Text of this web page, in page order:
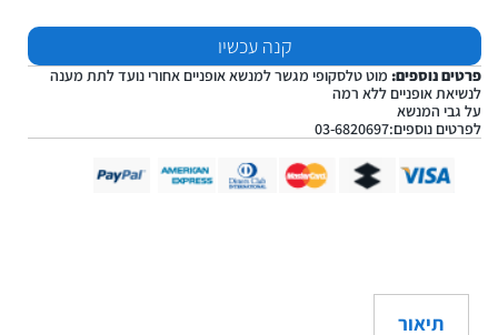
קנה עכשיו
פרטים נוספים: מוט טלסקופי מגשר למנשא אופניים אחורי נועד לתת מענה
לנשיאת אופניים ללא רמה
על גבי המנשא
לפרטים נוספים:03-6820697
תיאור